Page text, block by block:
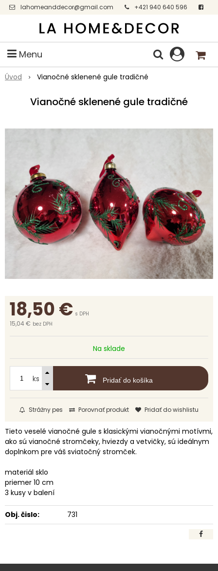
lahomeanddecor@gmail.com
+421 940 640 596
Facebook
Menu
Úvod Vianočné sklenené gule tradičné
Vianočné sklenené gule tradičné
18,50€ s DPH
15,04 € bez DPH
Na sklade
ks Pridať do košíka
Strážny pes Porovnať produkt Pridať do wishlistu
Tieto veselé vianočné gule s klasickými vianočnými motívmi,
ako sú vianočné stromčeky, hviezdy a vetvičky, sú ideálnym
doplnkom pre váš sviatočný stromček.
materiál sklo
priemer 10 cm
3 kusy v balení
Obj. čislo: 731